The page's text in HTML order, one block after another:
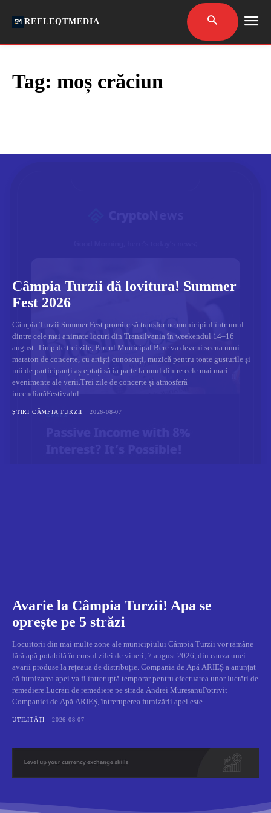
REFLEQTMEDIA
Tag: moș crăciun
Câmpia Turzii dă lovitura! Summer
Fest 2026
Câmpia Turzii Summer Fest promite să transforme municipiul într-unul
dintre cele mai animate locuri din Transilvania în weekendul 14–16
august. Timp de trei zile, Parcul Municipal Berc va deveni scena unui
maraton de concerte, cu artiști cunoscuți, muzică pentru toate gusturile și
mii de participanți așteptați să ia parte la unul dintre cele mai mari
evenimente ale verii.Trei zile de concerte și atmosferă
incendiarăFestivalul...
ȘTIRI CÂMPIA TURZII 2026-08-07
Avarie la Câmpia Turzii! Apa se
oprește pe 5 străzi
Locuitorii din mai multe zone ale municipiului Câmpia Turzii vor rămâne
fără apă potabilă în cursul zilei de vineri, 7 august 2026, din cauza unei
avarii produse la rețeaua de distribuție. Compania de Apă ARIEȘ a anunțat
că furnizarea apei va fi întreruptă temporar pentru efectuarea unor lucrări de
remediere.Lucrări de remediere pe strada Andrei MureșanuPotrivit
Companiei de Apă ARIEȘ, întreruperea furnizării apei este...
UTILITĂȚI 2026-08-07